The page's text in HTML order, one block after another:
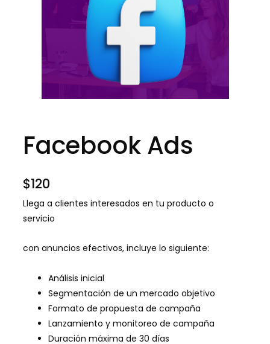
Facebook Ads
$120
Llega a clientes interesados en tu producto o
servicio
con anuncios efectivos, incluye lo siguiente:
Análisis inicial
Segmentación de un mercado objetivo
Formato de propuesta de campaña
Lanzamiento y monitoreo de campaña
Duración máxima de 30 días